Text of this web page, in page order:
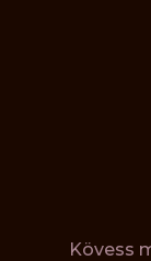
Kövess